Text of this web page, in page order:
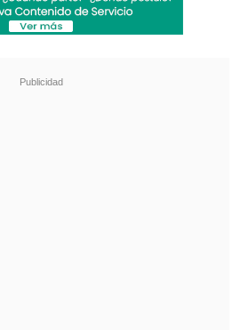
sobre la discapacidad